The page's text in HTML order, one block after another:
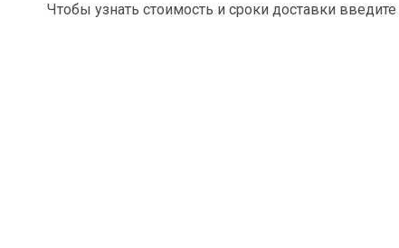
Чтобы узнать стоимость и сроки доставки